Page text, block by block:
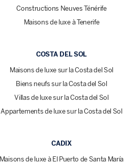
Constructions Neuves Ténérife
Maisons de luxe à Tenerife
COSTA DEL SOL
Maisons de luxe sur la Costa del Sol
Biens neufs sur la Costa del Sol
Villas de luxe sur la Costa del Sol
Appartements de luxe sur la Costa del Sol
CADIX
Maisons de luxe à El Puerto de Santa María